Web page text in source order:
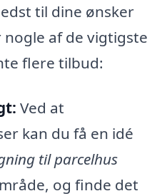
til dine ønsker
af de vigtigste
flere tilbud:
Ved at
kan du få en idé
til parcelhus
og finde det